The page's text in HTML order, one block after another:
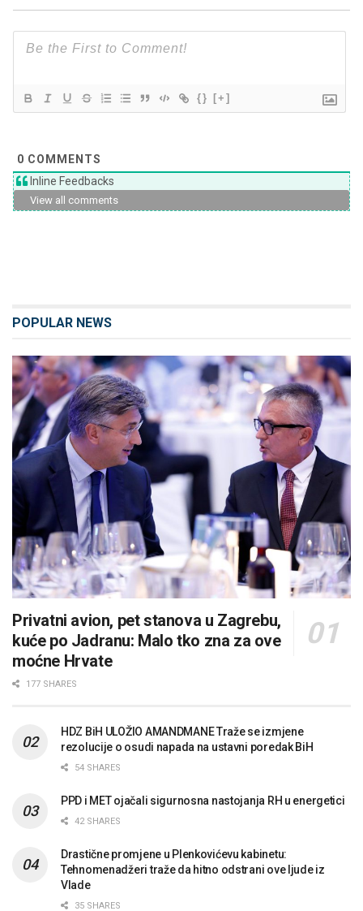
{} [+]
0 COMMENTS
Inline Feedbacks
View all comments
POPULAR NEWS
Privatni avion, pet stanova u Zagrebu,
kuće po Jadranu: Malo tko zna za ove
moćne Hrvate
177 SHARES
HDZ BiH ULOŽIO AMANDMANE Traže se izmjene
rezolucije o osudi napada na ustavni poredak BiH
54 SHARES
PPD i MET ojačali sigurnosna nastojanja RH u energetici
42 SHARES
Drastične promjene u Plenkovićevu kabinetu:
Tehnomenadžeri traže da hitno odstrani ove ljude iz
Vlade
35 SHARES